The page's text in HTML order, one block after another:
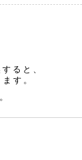
ると、
す。